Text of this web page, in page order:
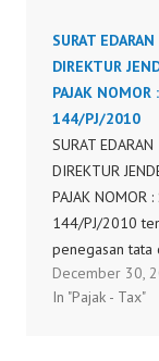
SURAT EDARAN
DIREKTUR
PAJAK NOMOR
144/PJ/2010
SURAT EDARAN
DIREKTUR
PAJAK NOMOR :
144/PJ/2010
penegasan tata
penetapan
kena pajak
December 30,
In "Pajak - Tax"